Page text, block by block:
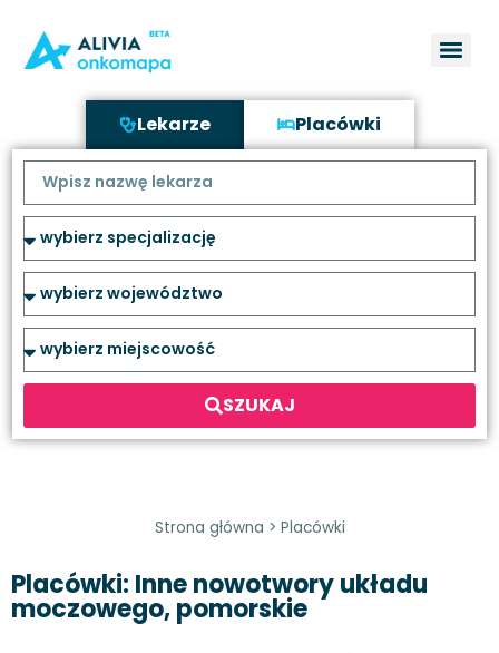
Lekarze Placówki
SZUKAJ
Strona główna > Placówki
Placówki: Inne nowotwory układu
moczowego, pomorskie